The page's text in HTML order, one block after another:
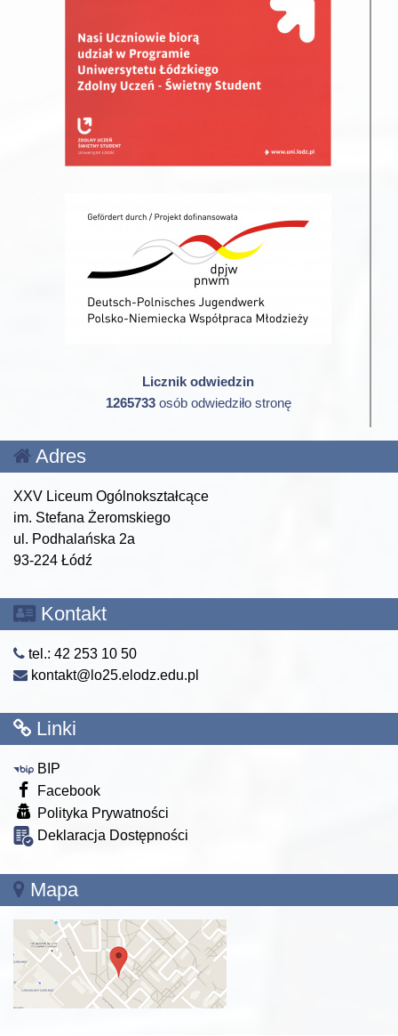
Licznik odwiedzin
1265733osób odwiedziło stronę
Adres
XXV Liceum Ogólnokształcące
im. Stefana Żeromskiego
ul. Podhalańska 2a
93-224 Łódź
Kontakt
tel.: 42 253 10 50
kontakt@lo25.elodz.edu.pl
Linki
BIP
Facebook
Polityka Prywatności
Deklaracja Dostępności
Mapa